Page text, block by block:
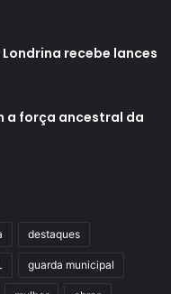
recebe lances
a força ancestral da
destaques
guarda municipal